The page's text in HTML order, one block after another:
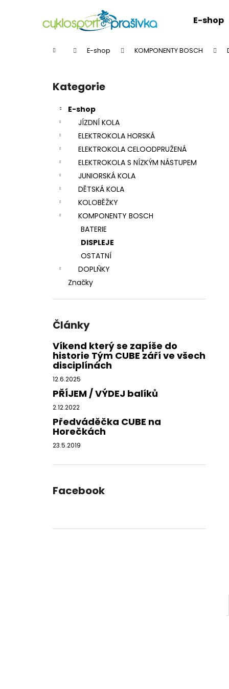
E-shop
Domů E-shop KOMPONENTY BOSCH
Přeskočit
kategorie
Kategorie
E-shop
JÍZDNÍ KOLA
ELEKTROKOLA HORSKÁ
ELEKTROKOLA CELOODPRUŽENÁ
ELEKTROKOLA S NÍZKÝM NÁSTUPEM
JUNIORSKÁ KOLA
DĚTSKÁ KOLA
KOLOBĚŽKY
KOMPONENTY BOSCH
BATERIE
DISPLEJE
OSTATNÍ
DOPLŇKY
Značky
Články
Víkend který se zapíše do
historie Tým CUBE září ve všech
disciplínách
12.6.2025
PŘÍJEM / VÝDEJ balíků
2.12.2022
Předváděčka CUBE na
Horečkách
23.5.2019
Facebook
Zpět
Zpět